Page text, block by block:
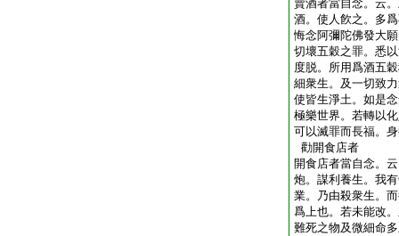
賣酒者當自念。云
酒。使人飮之。多
悔念阿彌陀佛發大
切壞五穀之罪。悉
度脱。所用爲酒五
細衆生。及一切致
使皆生淨土。如是
極樂世界。若轉以
可以滅罪而長福。
勸開食店者
開食店者當自念。
炮。謀利養生。我
業。乃由殺衆生。
爲上也。若未能改
難死之物及微細命